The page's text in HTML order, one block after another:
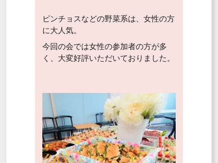
ピンチョスなどの野菜系は、女性の方
に大人気。
今回の会では女性の参加者の方が多
く、大変好評いただいておりました。